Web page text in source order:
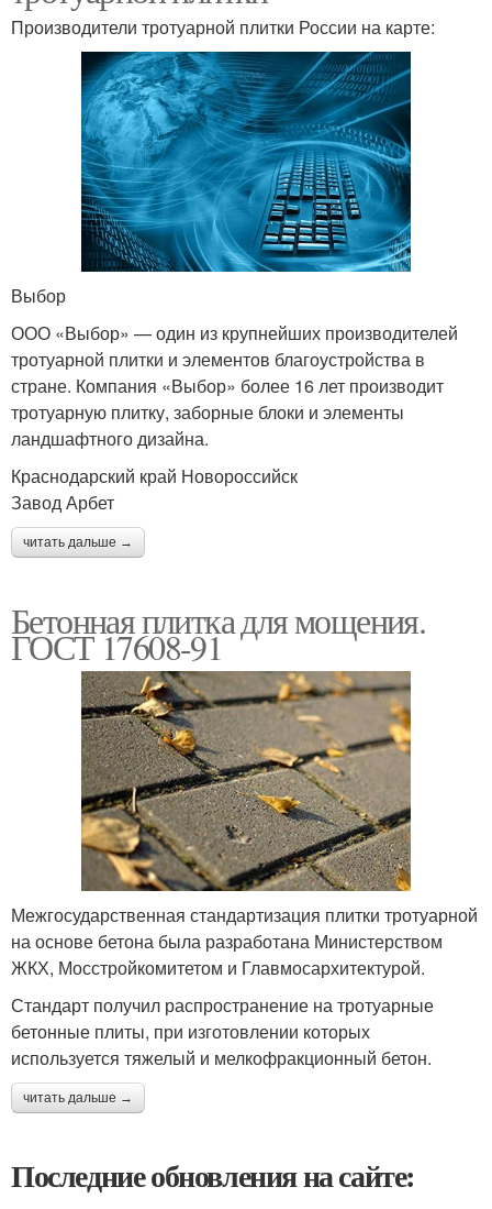
Производители тротуарной плитки России на карте:
Выбор
ООО «Выбор» — один из крупнейших производителей
тротуарной плитки и элементов благоустройства в
стране. Компания «Выбор» более 16 лет производит
тротуарную плитку, заборные блоки и элементы
ландшафтного дизайна.
Краснодарский край Новороссийск
Завод Арбет
читать дальше →
Бетонная плитка для мощения.
ГОСТ 17608-91
Межгосударственная стандартизация плитки тротуарной
на основе бетона была разработана Министерством
ЖКХ, Мосстройкомитетом и Главмосархитектурой.
Стандарт получил распространение на тротуарные
бетонные плиты, при изготовлении которых
используется тяжелый и мелкофракционный бетон.
читать дальше →
Последние обновления на сайте: